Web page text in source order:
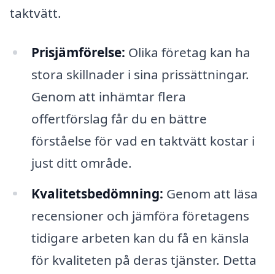
taktvätt.
Prisjämförelse: Olika företag kan ha
stora skillnader i sina prissättningar.
Genom att inhämtar flera
offertförslag får du en bättre
förståelse för vad en taktvätt kostar i
just ditt område.
Kvalitetsbedömning: Genom att läsa
recensioner och jämföra företagens
tidigare arbeten kan du få en känsla
för kvaliteten på deras tjänster. Detta